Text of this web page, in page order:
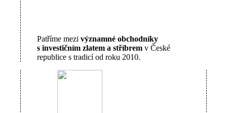
Patříme mezi významné obchodníky
s investičním zlatem a stříbrem v České
republice s tradicí od roku 2010.